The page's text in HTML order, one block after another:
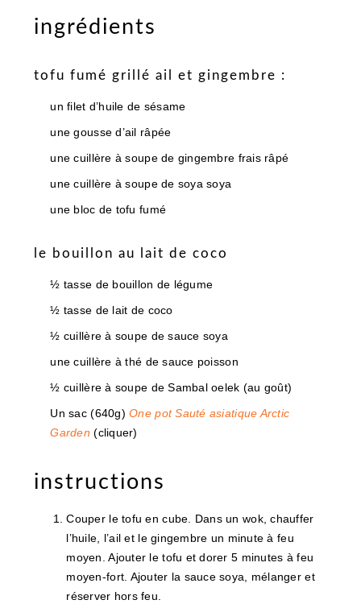
ingrédients
tofu fumé grillé ail et gingembre :
un filet d’huile de sésame
une gousse d’ail râpée
une cuillère à soupe de gingembre frais râpé
une cuillère à soupe de soya soya
une bloc de tofu fumé
le bouillon au lait de coco
½ tasse de bouillon de légume
½ tasse de lait de coco
½ cuillère à soupe de sauce soya
une cuillère à thé de sauce poisson
½ cuillère à soupe de Sambal oelek (au goût)
Un sac (640g)One pot Sauté asiatique Arctic
Garden(cliquer)
instructions
Couper le tofu en cube. Dans un wok, chauffer
l’huile, l’ail et le gingembre un minute à feu
moyen. Ajouter le tofu et dorer 5 minutes à feu
moyen-fort. Ajouter la sauce soya, mélanger et
réserver hors feu.